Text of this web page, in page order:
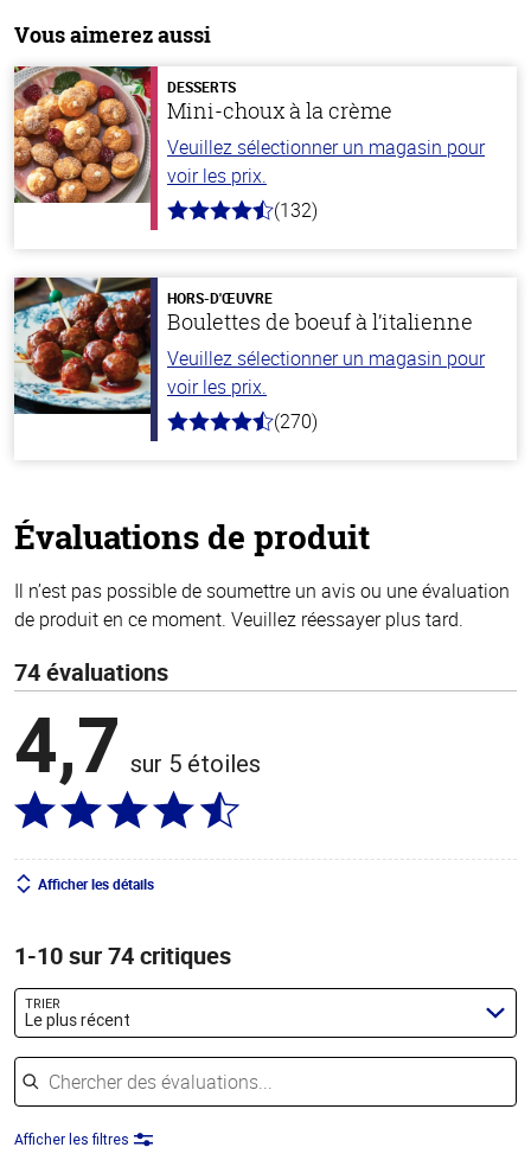
Vous aimerez aussi
DESSERTS
Mini-choux à la crème
Veuillez sélectionner un magasin pour
voir les prix.
4.8
stars
(132)
HORS-D'ŒUVRE
Boulettes de boeuf à l’italienne
Veuillez sélectionner un magasin pour
voir les prix.
4.5
(270)
Évaluations de produit
Il n’est pas possible de soumettre un avis ou une évaluation
de produit en ce moment. Veuillez réessayer plus tard.
74 évaluations
4,7 sur 5 étoiles
Afficher les détails
1-10 sur 74 critiques
TRIER
Le plus récent
Chercher des évaluations
Afficher les filtres